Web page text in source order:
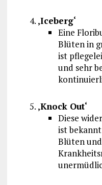
‚Iceberg‘
Eine
Blüten in
ist
und sehr
‚Knock Out‘
Diese
ist
Blüten